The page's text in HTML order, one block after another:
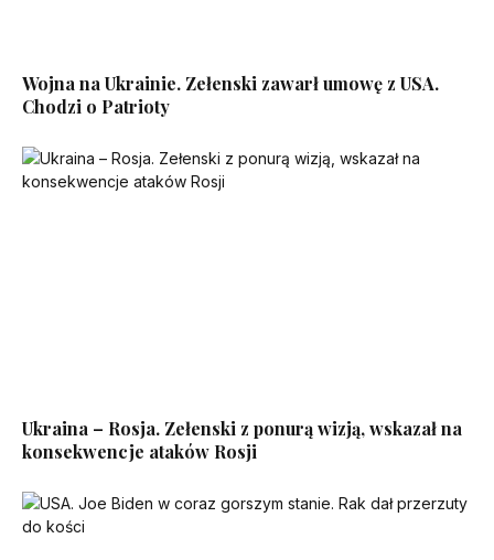
Wojna na Ukrainie. Zełenski zawarł umowę z USA.
Chodzi o Patrioty
Ukraina – Rosja. Zełenski z ponurą wizją, wskazał na
konsekwencje ataków Rosji